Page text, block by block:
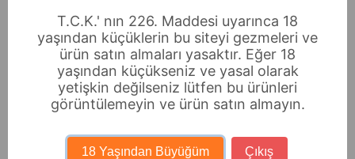
Bella Notte Siyah Asimetrik Kesim
Fırfırlı Gecelik 15925
T.C.K.' nın 226. Maddesi uyarınca 18
yaşından küçüklerin bu siteyi gezmeleri ve
ürün satın almaları yasaktır. Eğer 18
yaşından küçükseniz ve yasal olarak
yetişkin değilseniz lütfen bu ürünleri
görüntülemeyin ve ürün satın almayın.
18 Yaşından Büyüğüm Çıkış